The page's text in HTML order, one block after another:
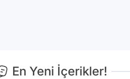
En Yeni İçerikler!